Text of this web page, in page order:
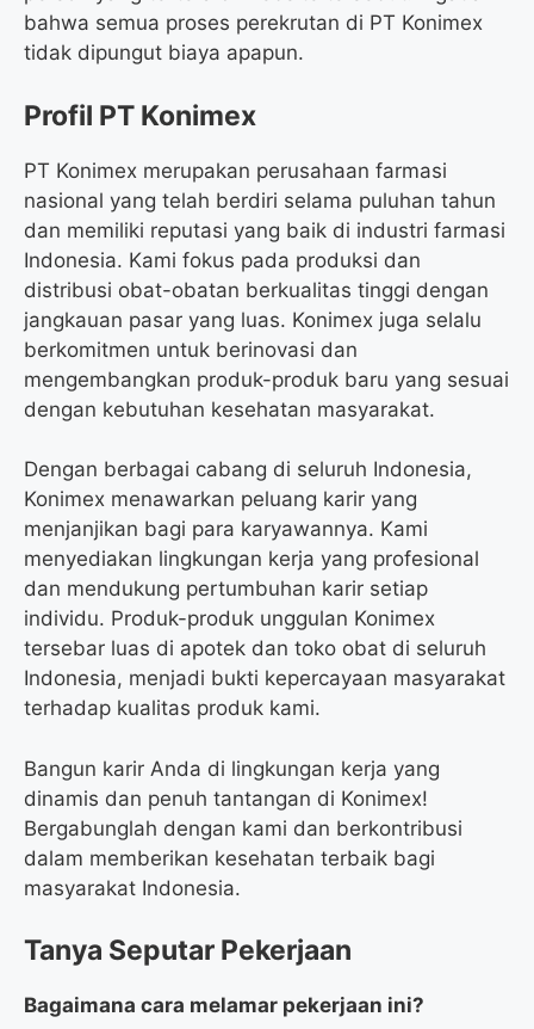
bahwa semua proses perekrutan di PT Konimex
tidak dipungut biaya apapun.
Profil PT Konimex
PT Konimex merupakan perusahaan farmasi
nasional yang telah berdiri selama puluhan tahun
dan memiliki reputasi yang baik di industri farmasi
Indonesia. Kami fokus pada produksi dan
distribusi obat-obatan berkualitas tinggi dengan
jangkauan pasar yang luas. Konimex juga selalu
berkomitmen untuk berinovasi dan
mengembangkan produk-produk baru yang sesuai
dengan kebutuhan kesehatan masyarakat.
Dengan berbagai cabang di seluruh Indonesia,
Konimex menawarkan peluang karir yang
menjanjikan bagi para karyawannya. Kami
menyediakan lingkungan kerja yang profesional
dan mendukung pertumbuhan karir setiap
individu. Produk-produk unggulan Konimex
tersebar luas di apotek dan toko obat di seluruh
Indonesia, menjadi bukti kepercayaan masyarakat
terhadap kualitas produk kami.
Bangun karir Anda di lingkungan kerja yang
dinamis dan penuh tantangan di Konimex!
Bergabunglah dengan kami dan berkontribusi
dalam memberikan kesehatan terbaik bagi
masyarakat Indonesia.
Tanya Seputar Pekerjaan
Bagaimana cara melamar pekerjaan ini?